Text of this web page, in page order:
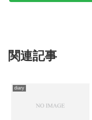
関連記事
diary